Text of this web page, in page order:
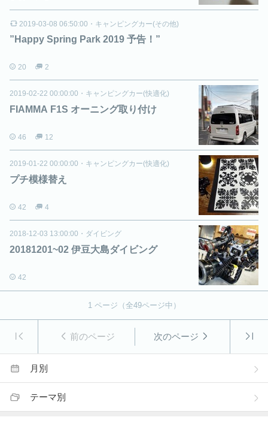
2019-03-08 06:50:00 ・ キャンピングカー(その他)
”Happy Spring Park 2019 予告！”
20 2
2019-02-22 00:00:00 ・ キャンピングカー(快適化)
FIAMMA F1S オーニング取り付け
46 12
2019-01-22 00:00:00 ・ キャンピングカー(快適化)
プチ模様替え
42 4
2018-12-03 13:00:00 ・ ダイビング
20181201~02 伊豆大島ダイビング
42
1ページ（全49ページ中）
前のページ 次のページ
月別
テーマ別